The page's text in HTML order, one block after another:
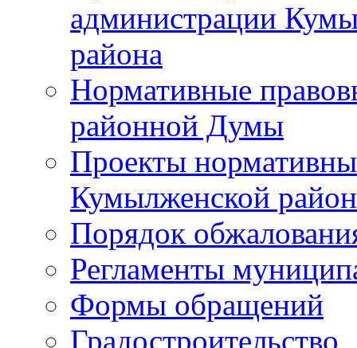
администрации
района
Нормативные
районной Думы
Проекты
Кумылженской
Порядок
Регламенты
Формы обращений
Градостроительство